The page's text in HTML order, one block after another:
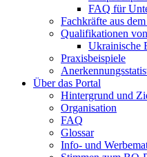
FAQ für
Fachkräfte aus
Qualifikationen
Ukrainische
Praxisbeispiele
Über das Portal
Hintergrund und
Organisation
FAQ
Glossar
Info- und